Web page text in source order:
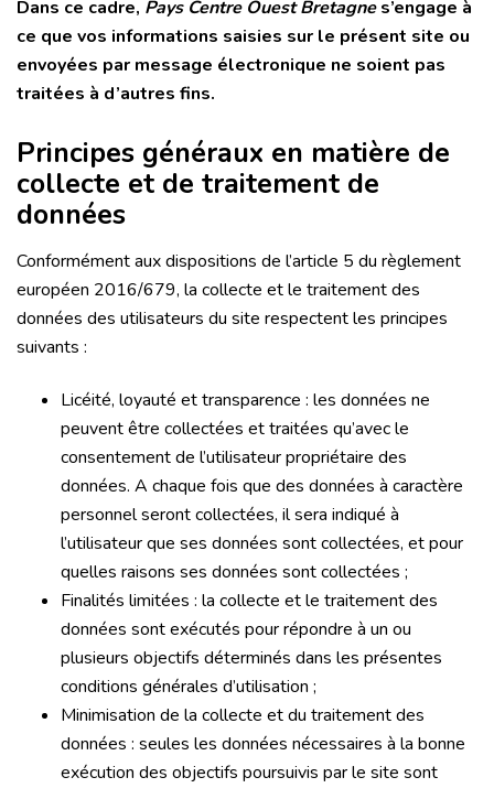
Dans ce cadre, Pays Centre Ouest Bretagnes’engage à
ce que vos informations saisies sur le présent site ou
envoyées par message électronique ne soient pas
traitées à d’autres fins.
Principes généraux en matière de
collecte et de traitement de
données
Conformément aux dispositions de l’article 5 du règlement
européen 2016/679, la collecte et le traitement des
données des utilisateurs du site respectent les principes
suivants :
Licéité, loyauté et transparence : les données ne
peuvent être collectées et traitées qu’avec le
consentement de l’utilisateur propriétaire des
données. A chaque fois que des données à caractère
personnel seront collectées, il sera indiqué à
l’utilisateur que ses données sont collectées, et pour
quelles raisons ses données sont collectées ;
Finalités limitées : la collecte et le traitement des
données sont exécutés pour répondre à un ou
plusieurs objectifs déterminés dans les présentes
conditions générales d’utilisation ;
Minimisation de la collecte et du traitement des
données : seules les données nécessaires à la bonne
exécution des objectifs poursuivis par le site sont